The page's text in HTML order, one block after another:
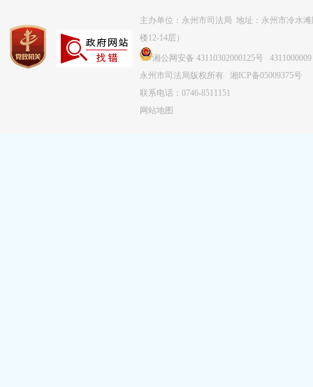
主办单位：永州市司法局 地址：永州市冷水
楼12-14层）
湘公网安备 43110302000125号 4311000009
永州市司法局版权所有 湘ICP备05009375号
联系电话：0746-8511151
网站地图